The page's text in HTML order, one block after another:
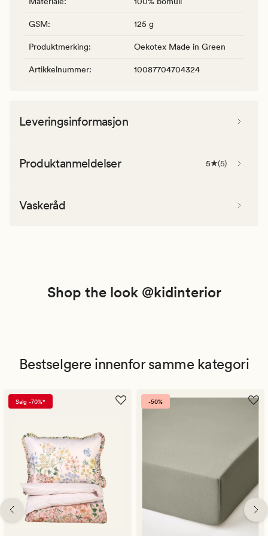
GSM: 125 g
Produktmerking: Oekotex Made in Green
Artikkelnummer: 10087704704324
Leveringsinformasjon
Produktanmeldelser 5 (5)
Vaskeråd
Shop the look @kidinterior
Bestselgere innenfor samme kategori
Salg -70%* -50%